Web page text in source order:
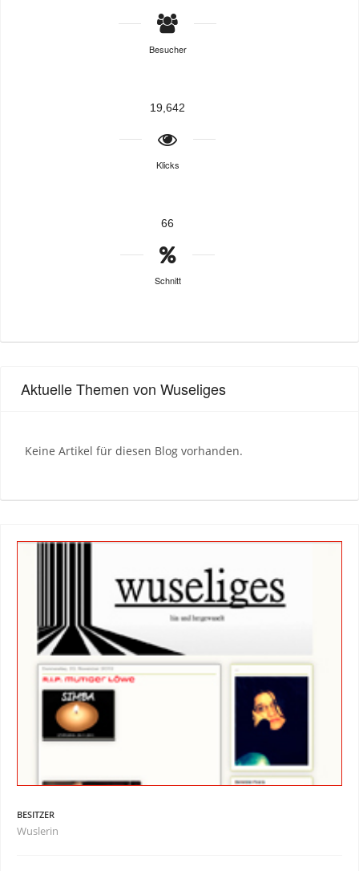
Besucher
19,642
Klicks
66
Schnitt
Aktuelle Themen von Wuseliges
Keine Artikel für diesen Blog vorhanden.
BESITZER
Wuslerin